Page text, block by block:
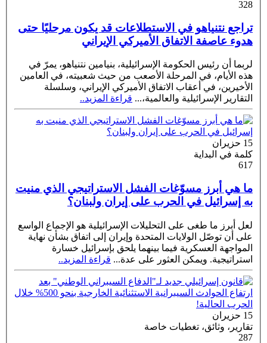
328
تراجع نتنياهو في الاستطلاعات قد يكون مرحليًا حتى
هدوء عاصفة الاتفاق الأميركي الإيراني
لربما أن رئيس الحكومة الإسرائيلية، بنيامين نتنياهو، يمرّ في
هذه الأيام، في المرحلة الأصعب من حيث شعبيته، في العامين
الأخيرين، في أعقاب الاتفاق الأميركي الإيراني، وسلسلة
التقارير الإسرائيلية والعالمية،... قراءة المزيد..
15 حزيران
كلمة في البداية
617
ما هي أبرز مسوّغات الفشل الاستراتيجي الذي منيت
به إسرائيل في الحرب على إيران ولبنان؟
لعل أبرز ما طغى على التحليلات الإسرائيلية هو الإجماع الواسع
على أن توصّل الولايات المتحدة وإيران إلى اتفاق بشأن نهاية
المواجهة العسكرية فيما بينهما يلحق بإسرائيل خسارة
استراتيجية. ويمكن العثور على عدة... قراءة المزيد..
15 حزيران
تقارير، وثائق، تغطيات خاصة
287